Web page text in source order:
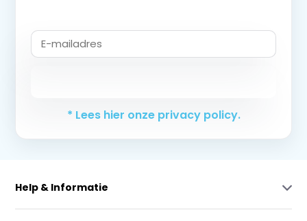
* Lees hier onze privacy policy.
Help & Informatie